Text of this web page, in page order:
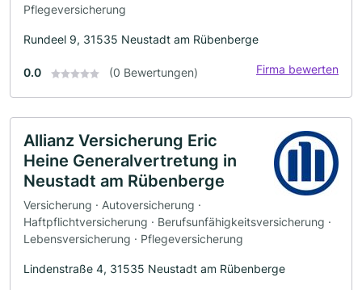
Pflegeversicherung
Rundeel 9, 31535 Neustadt am Rübenberge
0.0 (0 Bewertungen) Firma bewerten
Allianz Versicherung Eric
Heine Generalvertretung in
Neustadt am Rübenberge
Versicherung · Autoversicherung ·
Haftpflichtversicherung · Berufsunfähigkeitsversicherung ·
Lebensversicherung · Pflegeversicherung
Lindenstraße 4, 31535 Neustadt am Rübenberge